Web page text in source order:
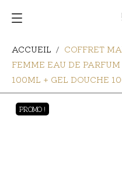
ACCUEIL
COFFRET
FEMME EAU DE
100ML + GEL DOUCHE
PROMO !
PROMO !